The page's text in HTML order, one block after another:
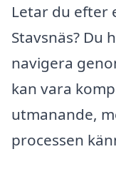
Letar du efter
Stavsnäs? Du
navigera
kan vara
utmanande,
processen